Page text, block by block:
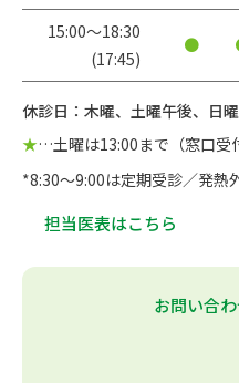
15:00〜18:30
(17:45)
●
休診日：木曜、土曜午後、日
★…土曜は13:00まで（窓口受
*8:30～9:00は定期受診／発熱
担当医表はこちら
お問い合